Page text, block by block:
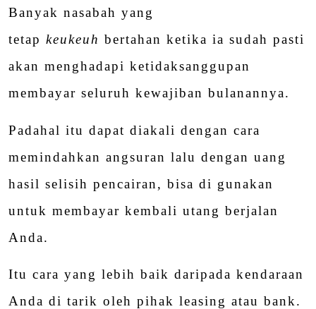
Banyak nasabah yang
tetap keukeuh bertahan ketika ia sudah pasti
akan menghadapi ketidaksanggupan
membayar seluruh kewajiban bulanannya.
Padahal itu dapat diakali dengan cara
memindahkan angsuran lalu dengan uang
hasil selisih pencairan, bisa di gunakan
untuk membayar kembali utang berjalan
Anda.
Itu cara yang lebih baik daripada kendaraan
Anda di tarik oleh pihak leasing atau bank.